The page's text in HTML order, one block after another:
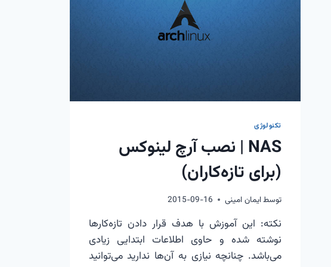
تکنولوژی
NAS | نصب آرچ لینوکس
(برای تازه‌کاران)
توسطایمان امینی 2015-09-16
نکته: این آموزش با هدف قرار دادن تازه‌کارها
نوشته شده و حاوی اطلاعات ابتدایی زیادی
می‌باشد. چنانچه نیازی به آن‌ها ندارید می‌توانید